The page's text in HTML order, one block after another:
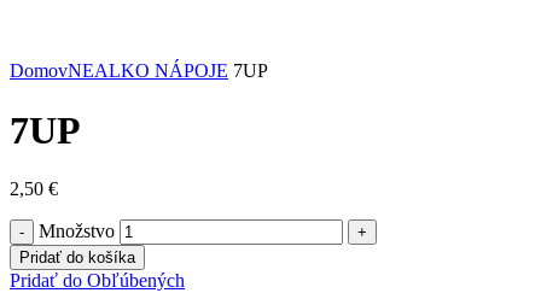
DomovNEALKO NÁPOJE 7UP
7UP
2,50 €
Množstvo
Pridať do košíka
Pridať do Obľúbených